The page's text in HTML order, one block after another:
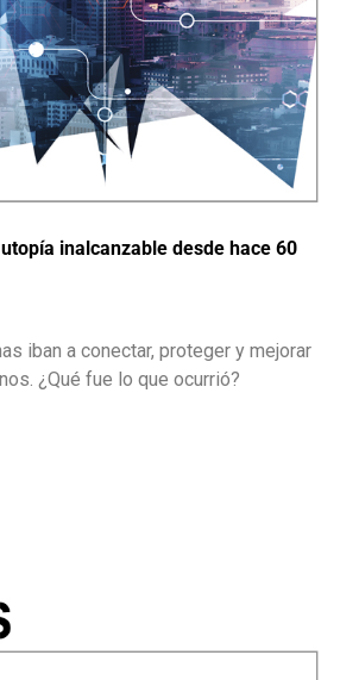
inalcanzable desde hace 60
iban a conectar, proteger y mejorar
¿Qué fue lo que ocurrió?